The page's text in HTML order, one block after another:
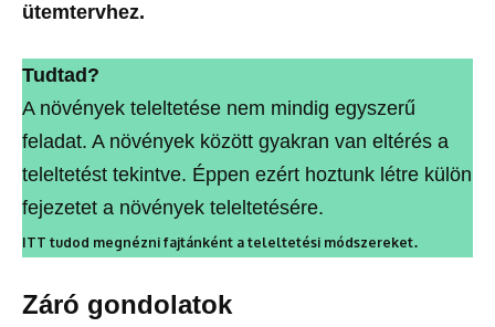
ütemtervhez.
Tudtad?
A növények teleltetése nem mindig egyszerű
feladat. A növények között gyakran van eltérés a
teleltetést tekintve. Éppen ezért hoztunk létre külön
fejezetet a növények teleltetésére.
ITT tudod megnézni fajtánként a teleltetési módszereket.
Záró gondolatok